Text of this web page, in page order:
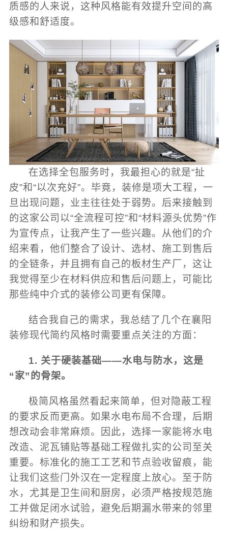
质感的人来说，这种风格能有效提升空间的高
级感和舒适度。
在选择全包服务时，我最担心的就是“扯
皮”和“以次充好”。毕竟，装修是项大工程，一
旦出现问题，业主往往处于弱势。后来接触到
的这家公司以“全流程可控”和“材料源头优势”作
为宣传点，让我产生了一些兴趣。从他们的介
绍来看，他们整合了设计、选材、施工到售后
的全链条，并且拥有自己的板材生产厂，这让
我觉得至少在材料供应和售后问题上，可能比
那些纯中介式的装修公司更有保障。
结合我自己的需求，我总结了几个在襄阳
装修现代简约风格时需要重点关注的方面：
1. 关于硬装基础——水电与防水，这是
“家”的骨架。
极简风格虽然看起来简单，但对隐蔽工程
的要求反而更高。如果水电布局不合理，后期
想改动会非常麻烦。因此，选择一家能将水电
改造、泥瓦铺贴等基础工程做扎实的公司至关
重要。标准化的施工工艺和节点验收留痕，能
让我们这些门外汉在一定程度上放心。至于防
水，尤其是卫生间和厨房，必须严格按规范施
工并做足闭水试验，避免后期漏水带来的邻里
纠纷和财产损失。